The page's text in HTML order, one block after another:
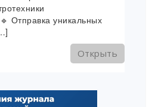
Отправка уникальных
Открыть